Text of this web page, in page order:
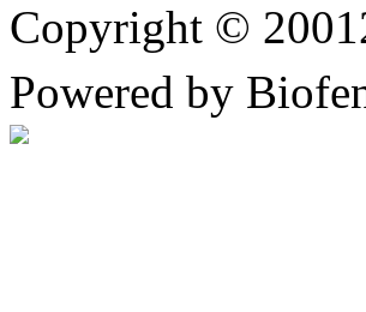
Copyright ©
Powered by